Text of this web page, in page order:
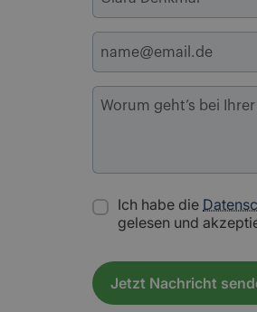
Ich habe die
gelesen und